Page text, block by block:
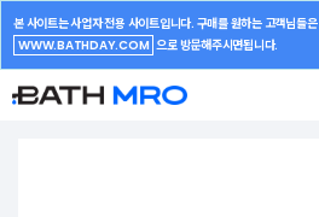
본 사이트는 사업자 전용 사이트입니다. 구매를 원하는 고객님들은
WWW.BATHDAY.COM 으로 방문해주시면됩니다.